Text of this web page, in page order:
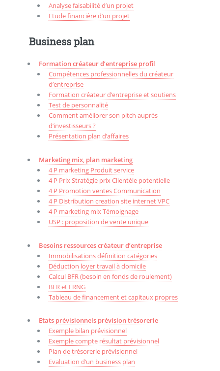
Analyse faisabilité d’un projet
Etude financière d’un projet
Business plan
Formation créateur d’entreprise profil
Compétences professionnelles du créateur
d’entreprise
Formation créateur d’entreprise et soutiens
Test de personnalité
Comment améliorer son pitch auprès
d’investisseurs ?
Présentation plan d’affaires
Marketing mix, plan marketing
4 P marketing Produit service
4 P Prix Stratégie prix Clientèle potentielle
4 P Promotion ventes Communication
4 P Distribution creation site internet VPC
4 P marketing mix Témoignage
USP : proposition de vente unique
Besoins ressources créateur d’entreprise
Immobilisations définition catégories
Déduction loyer travail à domicile
Calcul BFR (besoin en fonds de roulement)
BFR et FRNG
Tableau de financement et capitaux propres
Etats prévisionnels prévision trésorerie
Exemple bilan prévisionnel
Exemple compte résultat prévisionnel
Plan de trésorerie prévisionnel
Evaluation d’un business plan